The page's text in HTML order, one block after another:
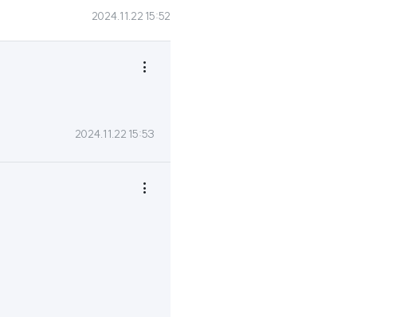
2024.11.22 15:52

2024.11.22 15:53
